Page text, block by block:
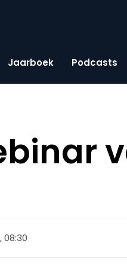
Jaarboek Podcasts
08:30